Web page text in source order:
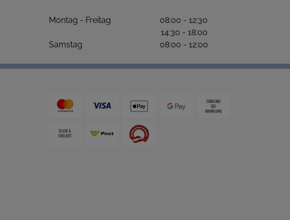
Montag - Freitag 08:00 - 12:30
14:30 - 18:00
Samstag 08:00 - 12:00